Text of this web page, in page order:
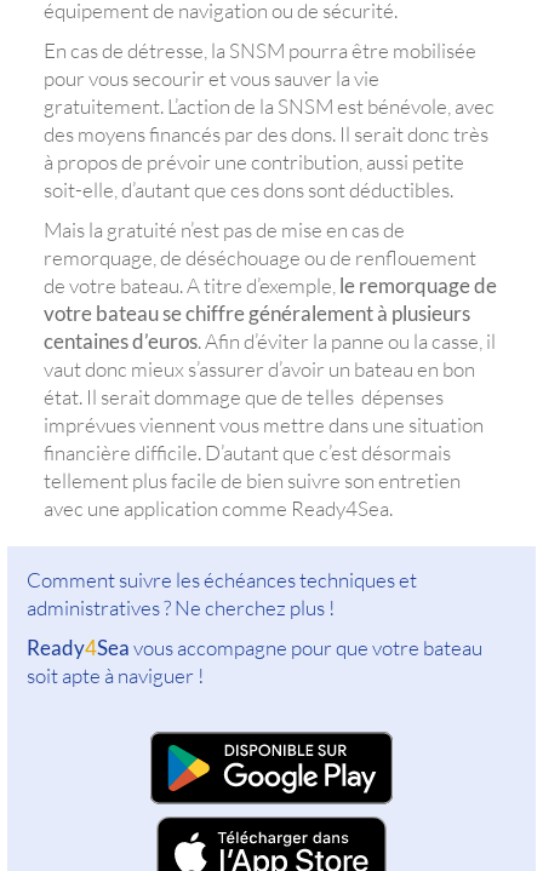
équipement de navigation ou de sécurité.
En cas de détresse, la SNSM pourra être mobilisée
pour vous secourir et vous sauver la vie
gratuitement. L’action de la SNSM est bénévole, avec
des moyens financés par des dons. Il serait donc très
à propos de prévoir une contribution, aussi petite
soit-elle, d’autant que ces dons sont déductibles.
Mais la gratuité n’est pas de mise en cas de
remorquage, de déséchouage ou de renflouement
de votre bateau. A titre d’exemple, le remorquage de
votre bateau se chiffre généralement à plusieurs
centaines d’euros. Afin d’éviter la panne ou la casse, il
vaut donc mieux s’assurer d’avoir un bateau en bon
état. Il serait dommage que de telles dépenses
imprévues viennent vous mettre dans une situation
financière difficile. D’autant que c’est désormais
tellement plus facile de bien suivre son entretien
avec une application comme Ready4Sea.
Comment suivre les échéances techniques et
administratives ? Ne cherchez plus !
Ready4Seavous accompagne pour que votre bateau
soit apte à naviguer !